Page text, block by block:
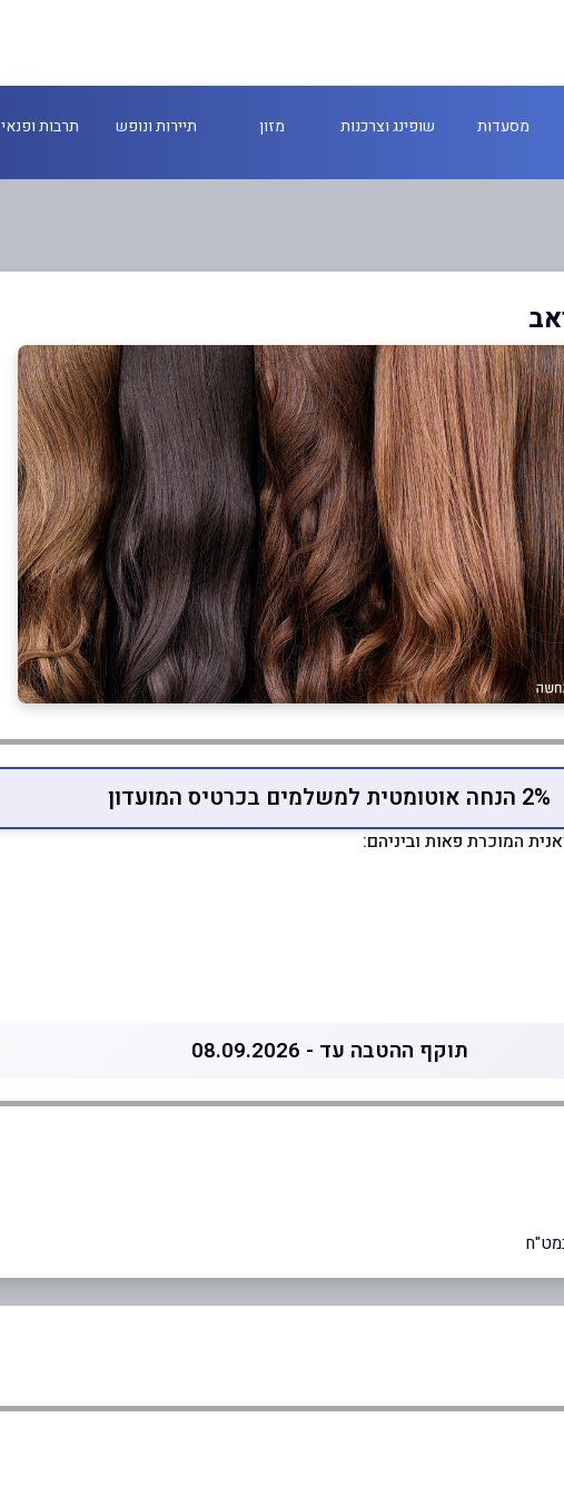
מסעדות שופינג וצרכנות מזון תיירות ונופש תרבות ופנאי
2% הנחה אוטומטית למשלמים בכרטיס המועדון
המוכרת פאות וביניהם:
תוקף ההטבה עד - 08.09.2026